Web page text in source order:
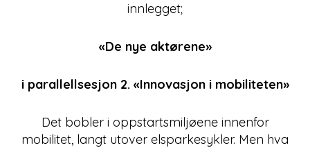
innlegget;
«De nye aktørene»
i parallellsesjon 2. «Innovasjon i mobiliteten»
Det bobler i oppstartsmiljøene innenfor
mobilitet, langt utover elsparkesykler. Men hva